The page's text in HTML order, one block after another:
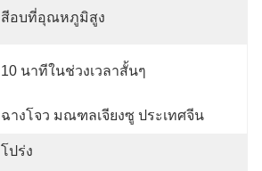
สีอบที่อุณหภูมิสูง
10 นาทีในช่วงเวลาสั้นๆ
ฉางโจว มณฑลเจียงซู ประเทศจีน
โปร่ง